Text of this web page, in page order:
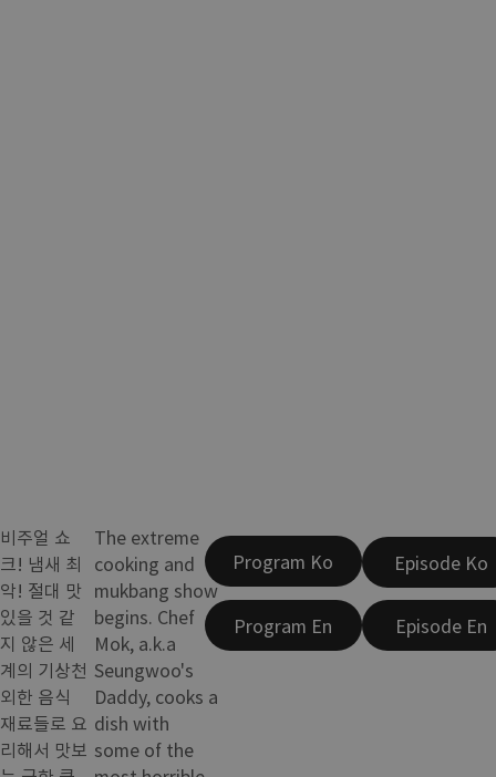
비주얼 쇼
크! 냄새 최
악! 절대 맛
있을 것 같
지 않은 세
계의 기상천
외한 음식
재료들로 요
리해서 맛보
The extreme
cooking and
mukbang show
begins. Chef
Mok, a.k.a
Seungwoo's
Daddy, cooks a
dish with
some of the
Program Ko
Program En
Episode Ko
Episode En